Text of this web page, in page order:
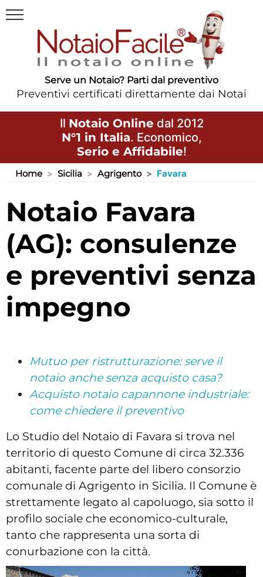
Serve un Notaio? Parti dal preventivo
Preventivi certificati direttamente dai Notai
Il Notaio Online dal 2012
N°1 in Italia. Economico,
Serio e Affidabile!
Home Sicilia Agrigento Favara
Notaio Favara
(AG): consulenze
e preventivi senza
impegno
Mutuo per ristrutturazione: serve il
notaio anche senza acquisto casa?
Acquisto notaio capannone industriale:
come chiedere il preventivo
Lo Studio del Notaio di Favara si trova nel
territorio di questo Comune di circa 32.336
abitanti, facente parte del libero consorzio
comunale di Agrigento in Sicilia. Il Comune è
strettamente legato al capoluogo, sia sotto il
profilo sociale che economico-culturale,
tanto che rappresenta una sorta di
conurbazione con la città.